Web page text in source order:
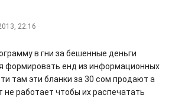
22:16
в гни за бешенные деньги
формировать енд из информационных
там эти бланки за 30 сом продают а
не работает чтобы их распечатать